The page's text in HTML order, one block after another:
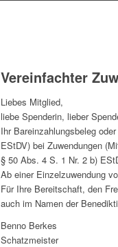
Vereinfachter
Liebes Mitglied,
liebe Spenderin, lieber
Ihr Bareinzahlungsbeleg
EStDV) bei Zuwendungen
§ 50 Abs. 4 S. 1 Nr. 2 b)
Ab einer Einzelzuwendung
Für Ihre Bereitschaft, den
auch im Namen der
Benno Berkes
Schatzmeister